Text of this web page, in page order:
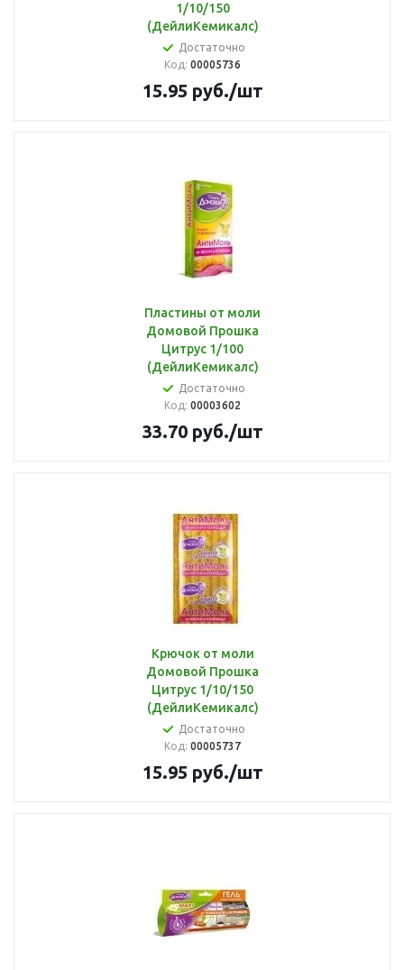
1/10/150
(ДейлиКемикалс)
Достаточно
Код: 00005736
15.95 руб./шт
Пластины от моли
Домовой Прошка
Цитрус 1/100
(ДейлиКемикалс)
Достаточно
Код: 00003602
33.70руб./шт
Крючок от моли
Домовой Прошка
Цитрус 1/10/150
(ДейлиКемикалс)
Достаточно
Код: 00005737
15.95 руб./шт